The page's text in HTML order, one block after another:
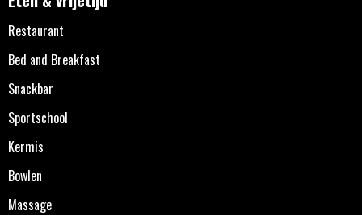
Restaurant
Bed and Breakfast
Snackbar
Sportschool
Kermis
Bowlen
Massage